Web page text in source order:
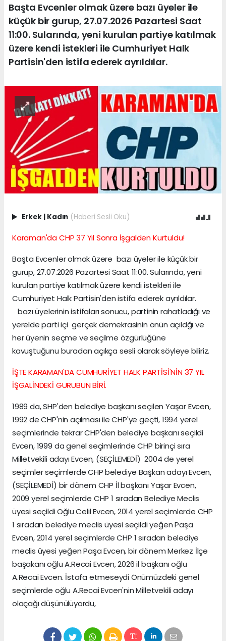
Başta Evcenler olmak üzere bazı üyeler ile
küçük bir gurup, 27.07.2026 Pazartesi Saat
11:00. Sularında, yeni kurulan partiye katılmak
üzere kendi istekleri ile Cumhuriyet Halk
Partisin'den istifa ederek ayrıldılar.
Erkek Kadın (Haberi Sesli Oku)
Karaman'da CHP 37 Yıl Sonra İşgalden Kurtuldu!
Başta Evcenler olmak üzere bazı üyeler ile küçük bir
gurup, 27.07.2026 Pazartesi Saat 11:00. Sularında, yeni
kurulan partiye katılmak üzere kendi istekleri ile
Cumhuriyet Halk Partisin'den istifa ederek ayrıldılar.
bazı üyelerinin istifaları sonucu, partinin rahatladığı ve
yerelde parti içi gerçek demekrasinin önün açıldğı ve
her üyenin seçme ve seçilme özgürlüğüne
kavuştuğunu buradan açıkça sesli olarak söyleye biliriz.
İŞTE KARAMAN'DA CUMHURİYET HALK PARTİSİ'NİN 37 YIL
İŞGALİNDEKİ GURUBUN BİRİ.
1989 da, SHP'den belediye başkanı seçilen Yaşar Evcen,
1992 de CHP'nin açılması ile CHP'ye geçti, 1994 yerel
seçimlerinde tekrar CHP'den belediye başkanı seçildi
Evcen, 1999 da genel seçimlerinde CHP birinçi sıra
Milletvekili adayı Evcen, (SEÇİLEMEDİ) 2004 de yerel
seçimler seçimlerde CHP belediye Başkan adayı Evcen,
(SEÇİLEMEDİ) bir dönem CHP İl başkanı Yaşar Evcen,
2009 yerel seçimlerde CHP 1 sıradan Belediye Meclis
üyesi seçildi Oğlu Celil Evcen, 2014 yerel seçimlerde CHP
1 sıradan belediye meclis üyesi seçildi yeğen Paşa
Evcen, 2014 yerel seçimlerde CHP 1 sıradan belediye
meclis üyesi yeğen Paşa Evcen, bir dönem Merkez İlçe
başakanı oğlu A.Recai Evcen, 2026 il başkanı oğlu
A.Recai Evcen. İstafa etmeseydi Önümüzdeki genel
seçimlerde oğlu A.Recai Evcen'nin Milletvekili adayı
olaçağı düşünülüyordu,